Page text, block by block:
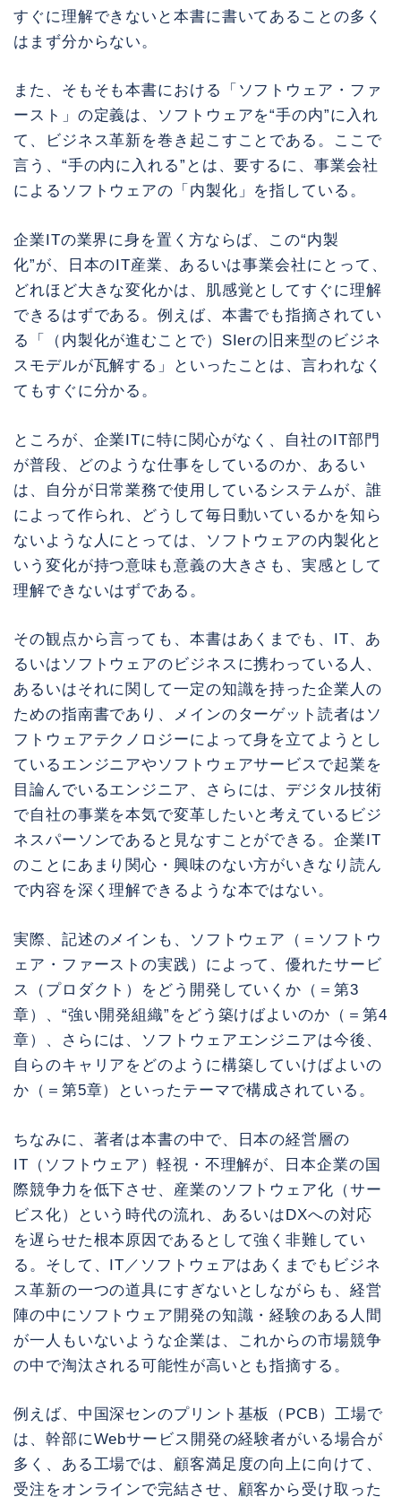
すぐに理解できないと本書に書いてあることの多く
はまず分からない。
また、そもそも本書における「ソフトウェア・ファ
ースト」の定義は、ソフトウェアを“手の内”に入れ
て、ビジネス革新を巻き起こすことである。ここで
言う、“手の内に入れる”とは、要するに、事業会社
によるソフトウェアの「内製化」を指している。
企業ITの業界に身を置く方ならば、この“内製
化”が、日本のIT産業、あるいは事業会社にとって、
どれほど大きな変化かは、肌感覚としてすぐに理解
できるはずである。例えば、本書でも指摘されてい
る「（内製化が進むことで）SIerの旧来型のビジネ
スモデルが瓦解する」といったことは、言われなく
てもすぐに分かる。
ところが、企業ITに特に関心がなく、自社のIT部門
が普段、どのような仕事をしているのか、あるい
は、自分が日常業務で使用しているシステムが、誰
によって作られ、どうして毎日動いているかを知ら
ないような人にとっては、ソフトウェアの内製化と
いう変化が持つ意味も意義の大きさも、実感として
理解できないはずである。
その観点から言っても、本書はあくまでも、IT、あ
るいはソフトウェアのビジネスに携わっている人、
あるいはそれに関して一定の知識を持った企業人の
ための指南書であり、メインのターゲット読者はソ
フトウェアテクノロジーによって身を立てようとし
ているエンジニアやソフトウェアサービスで起業を
目論んでいるエンジニア、さらには、デジタル技術
で自社の事業を本気で変革したいと考えているビジ
ネスパーソンであると見なすことができる。企業IT
のことにあまり関心・興味のない方がいきなり読ん
で内容を深く理解できるような本ではない。
実際、記述のメインも、ソフトウェア（＝ソフトウ
ェア・ファーストの実践）によって、優れたサービ
ス（プロダクト）をどう開発していくか（＝第3
章）、“強い開発組織”をどう築けばよいのか（＝第4
章）、さらには、ソフトウェアエンジニアは今後、
自らのキャリアをどのように構築していけばよいの
か（＝第5章）といったテーマで構成されている。
ちなみに、著者は本書の中で、日本の経営層の
IT（ソフトウェア）軽視・不理解が、日本企業の国
際競争力を低下させ、産業のソフトウェア化（サー
ビス化）という時代の流れ、あるいはDXへの対応
を遅らせた根本原因であるとして強く非難してい
る。そして、IT／ソフトウェアはあくまでもビジネ
ス革新の一つの道具にすぎないとしながらも、経営
陣の中にソフトウェア開発の知識・経験のある人間
が一人もいないような企業は、これからの市場競争
の中で淘汰される可能性が高いとも指摘する。
例えば、中国深センのプリント基板（PCB）工場で
は、幹部にWebサービス開発の経験者がいる場合が
多く、ある工場では、顧客満足度の向上に向けて、
受注をオンラインで完結させ、顧客から受け取った